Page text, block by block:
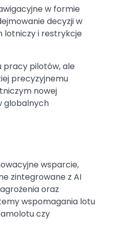
w formie
decyzji w
lotniczy i restrykcje
pracy pilotów, ale
precyzyjnemu
nowej
globalnych
wsparcie,
zintegrowane z AI
oraz
wspomagania lotu
czy